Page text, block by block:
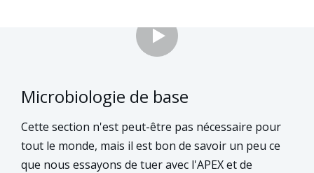
Microbiologie de base
Cette section n'est peut-être pas nécessaire pour
tout le monde, mais il est bon de savoir un peu ce
que nous essayons de tuer avec l'APEX et de